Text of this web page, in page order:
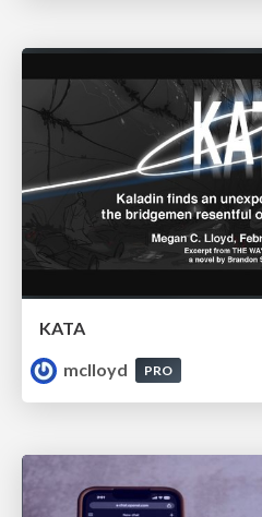
KATA
mclloyd
PRO